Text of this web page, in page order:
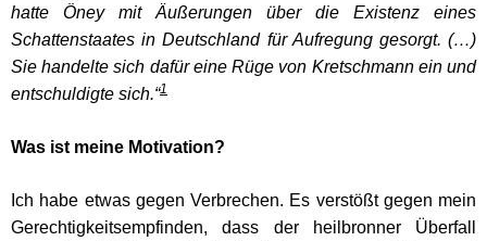
hatte Öney mit Äußerungen über die Existenz eines
Schattenstaates in Deutschland für Aufregung gesorgt. (…)
Sie handelte sich dafür eine Rüge von Kretschmann ein und
entschuldigte sich.“1
Was ist meine Motivation?
Ich habe etwas gegen Verbrechen. Es verstößt gegen mein
Gerechtigkeitsempfinden, dass der heilbronner Überfall